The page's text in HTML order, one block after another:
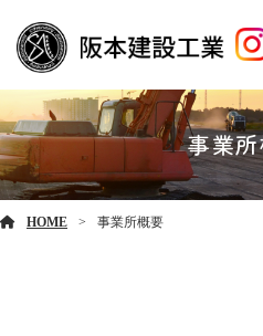
事業
HOME 事業所概要